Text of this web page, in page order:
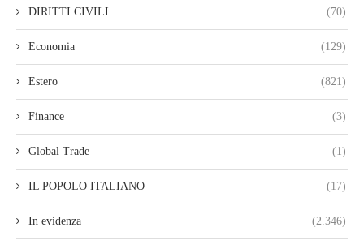
DIRITTI CIVILI (70)
Economia (129)
Estero (821)
Finance (3)
Global Trade (1)
IL POPOLO ITALIANO (17)
In evidenza (2.346)